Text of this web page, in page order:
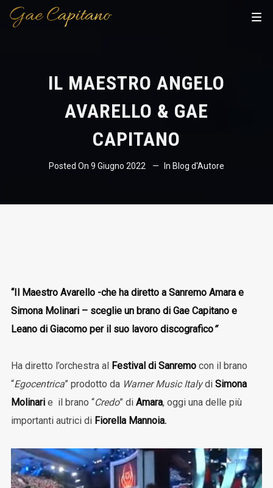
IL MAESTRO ANGELO
AVARELLO & GAE
CAPITANO
Posted On 9 Giugno 2022 In Blog d'Autore
“Il Maestro Avarello -che ha diretto a Sanremo Amara e
Simona Molinari – sceglie un brano di Gae Capitano e
Leano di Giacomo per il suo lavoro discografico“
Ha diretto l’orchestra al Festival di Sanremocon il brano
“Egocentrica” prodotto da Warner Music Italydi Simona
Molinarie il brano “Credo” di Amara, oggi una delle più
importanti autrici di Fiorella Mannoia.